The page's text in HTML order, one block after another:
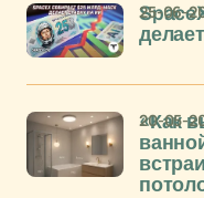
25-06-
«Как
20-05-